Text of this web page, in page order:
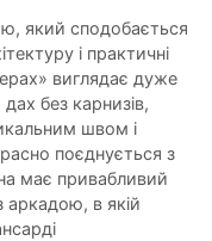
який сподобається
і практичні
виглядає дуже
без карнизів,
швом і
поєднується з
має привабливий
аркадою, в якій